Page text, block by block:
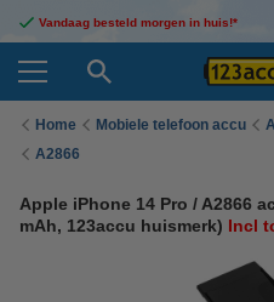
Vandaag besteld morgen in huis!*
Home Mobiele telefoon accu
A2866
Apple iPhone 14 Pro / A2866
mAh, 123accu huismerk) Incl